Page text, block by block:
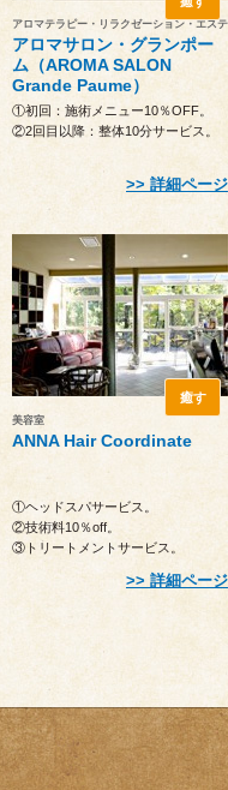
アロマテラピー・リラクゼーション・エステ
アロマサロン・グランポー
ム（AROMA SALON
Grande Paume）
①初回：施術メニュー10％OFF。
②2回目以降：整体10分サービス。
詳細ページ
美容室
ANNA Hair Coordinate
癒す
①ヘッドスパサービス。
②技術料10％off。
③トリートメントサービス。
※以上より、いずれか一つ。
詳細ページ